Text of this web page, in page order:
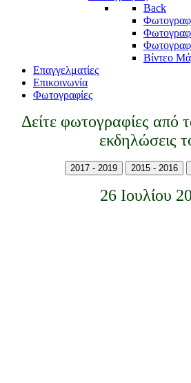
Back
Βίντεο
Επαγγελματίες
Επικοινωνία
Φωτογραφίες
Δείτε φωτογραφίες από
εκδηλώσεις
2017 - 2019 2015 - 2016
26 Ιουλίου